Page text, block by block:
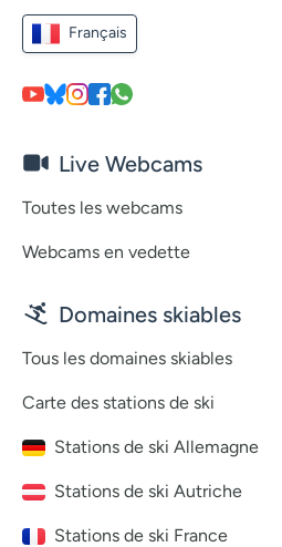
Français
Live Webcams
Toutes les webcams
Webcams en vedette
Domaines skiables
Tous les domaines skiables
Carte des stations de ski
Stations de ski Allemagne
Stations de ski Autriche
Stations de ski France